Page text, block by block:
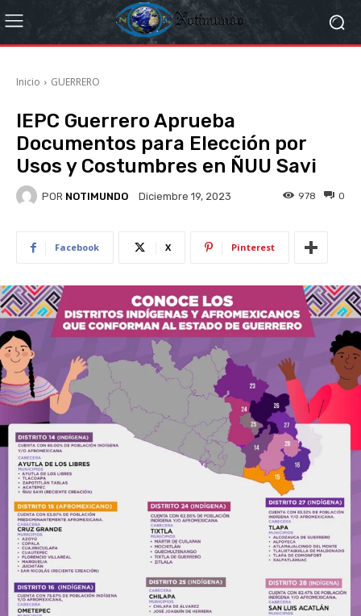
Inicio GUERRERO
IEPC Guerrero Aprueba
Documentos para Elección por
Usos y Costumbres en ÑUU Savi
POR NOTIMUNDO Diciembre 19, 2023 0
978
Facebook X Pinterest